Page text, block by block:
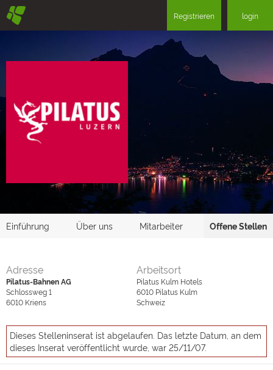
§ Registrieren login
Einführung Über uns Mitarbeiter Offene Stellen
Adresse
Pilatus-Bahnen AG
Schlossweg 1
6010 Kriens
Arbeitsort
Pilatus Kulm Hotels
6010 Pilatus Kulm
Schweiz
Dieses Stelleninserat ist abgelaufen. Das letzte Datum, an dem
dieses Inserat veröffentlicht wurde, war 25/11/07.